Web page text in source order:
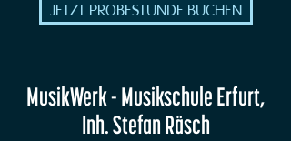
JETZT PROBESTUNDE BUCHEN
MusikWerk - Musikschule Erfurt,
Inh. Stefan Räsch